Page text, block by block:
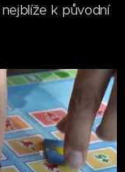
k původní